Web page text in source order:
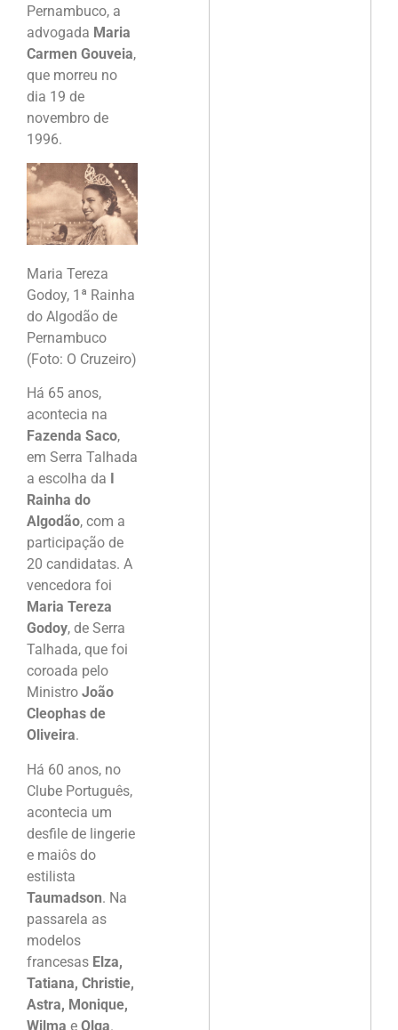
Pernambuco, a
advogada Maria
Carmen Gouveia,
que morreu no
dia 19 de
novembro de
1996.
Maria Tereza
Godoy, 1ª Rainha
do Algodão de
Pernambuco
(Foto: O Cruzeiro)
Há 65 anos,
acontecia na
Fazenda Saco,
em Serra Talhada
a escolha da
Rainha do
Algodão, com a
participação de
20 candidatas. A
vencedora foi
Maria Tereza
Godoy, de Serra
Talhada, que foi
coroada pelo
Ministro João
Cleophas de
Oliveira.
Há 60 anos, no
Clube Português,
acontecia um
desfile de lingerie
e maiôs do
estilista
Taumadson. Na
passarela as
modelos
francesas Elza,
Tatiana, Christie,
Astra, Monique,
Wilma e Olga.